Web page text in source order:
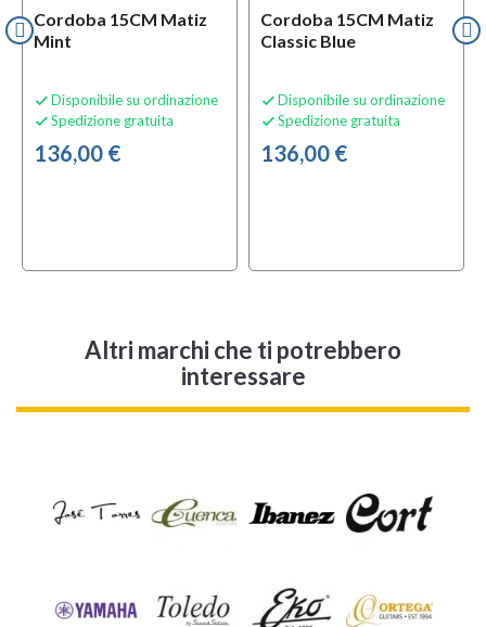
Cordoba 15CM Matiz
Mint
 Disponibile su ordinazione
 Spedizione gratuita
136,00 €
Cordoba 15CM Matiz
Classic Blue
 Disponibile su ordinazione
 Spedizione gratuita
136,00 €
Altri marchi che ti potrebbero
interessare